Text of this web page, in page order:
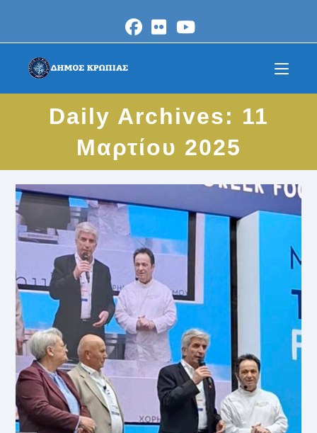
content
Daily Archives: 11
Μαρτίου 2025